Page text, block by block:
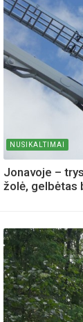
NUSIKALTIMAI
Jonavoje –
žolė, gelbėtas